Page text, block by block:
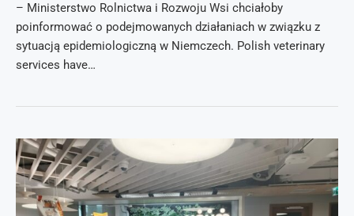
– Ministerstwo Rolnictwa i Rozwoju Wsi chciałoby
poinformować o podejmowanych działaniach w związku z
sytuacją epidemiologiczną w Niemczech. Polish veterinary
services have…